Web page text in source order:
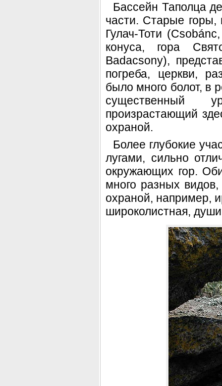
Бассейн Таполца
части. Старые
Гулач-Тоти
конуса, гора
Badacsony),
погреба, церкви,
было много болот, в
существенный
произрастающий
охраной.
Более глубокие
лугами, сильно
окружающих гор.
много разных
охраной, например,
широколистная,